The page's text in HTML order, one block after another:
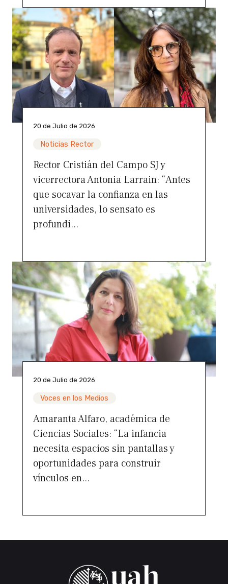
20 de Julio de 2026
Noticias Rector
Rector Cristián del Campo SJ y
vicerrectora Antonia Larrain: “Antes
que socavar la confianza en las
universidades, lo sensato es
profundi...
20 de Julio de 2026
Voces en los Medios
Amaranta Alfaro, académica de
Ciencias Sociales: “La infancia
necesita espacios sin pantallas y
oportunidades para construir
vínculos en...